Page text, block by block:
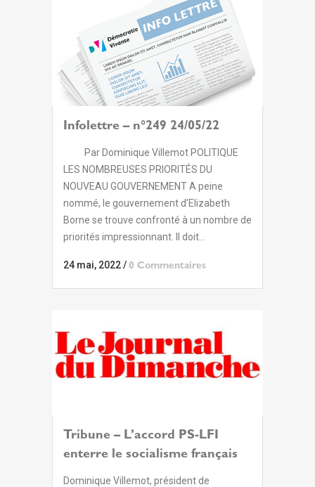
Infolettre – n°249 24/05/22
Par Dominique Villemot POLITIQUE
LES NOMBREUSES PRIORITÉS DU
NOUVEAU GOUVERNEMENT A peine
nommé, le gouvernement d’Elizabeth
Borne se trouve confronté à un nombre de
priorités impressionnant. Il doit...
24 mai, 2022/ 0 Commentaires
Tribune – L’accord PS-LFI
enterre le socialisme français
Dominique Villemot, président de